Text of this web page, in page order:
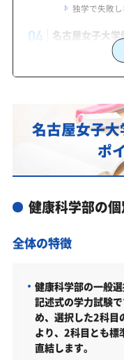
独学で失敗
名古屋女子大
選ぶなら、じ
2027年度（令
提供します
名古屋女子大
あなたにピッ
る成果とは？
い
万全
名古屋女子
容
名古屋女子大学
名古屋女子
ポ
健康科学部の
全体の特徴
健康科学部の一般
記述式の学力試験
め、選択した2科目
より、2科目とも標
直結します。